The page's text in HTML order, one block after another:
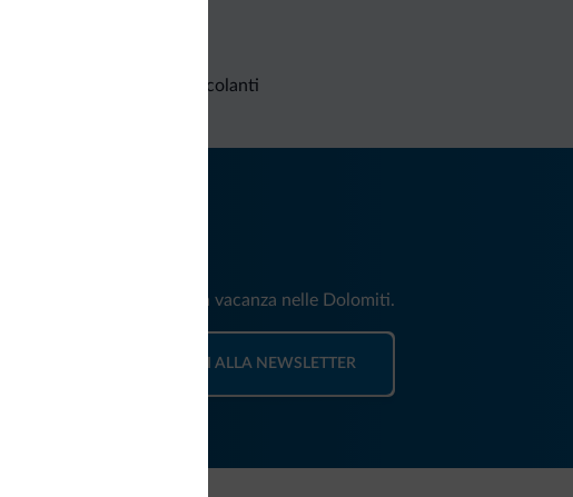
Richieste non vincolanti
e news per la tua vacanza nelle Dolomiti.
ISCRIVITI ALLA NEWSLETTER